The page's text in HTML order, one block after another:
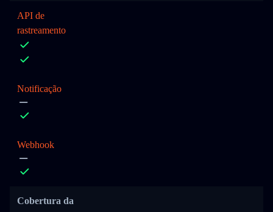
API de
rastreamento
Notificação
Webhook
Cobertura da